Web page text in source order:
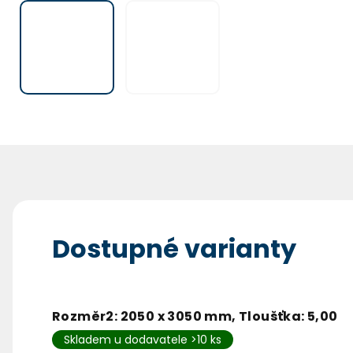
Dostupné varianty
Rozměr2: 2050 x 3050 mm, Tloušťka: 5,00
Skladem u dodavatele >10 ks